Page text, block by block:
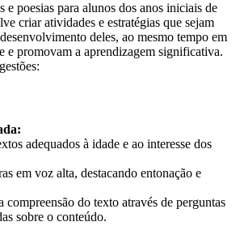
e poesias para alunos dos anos iniciais de
criar atividades e estratégias que sejam
deles, ao mesmo tempo em
e promovam a aprendizagem significativa.
adequados à idade e ao interesse dos
em voz alta, destacando entonação e
compreensão do texto através de perguntas
sobre o conteúdo.